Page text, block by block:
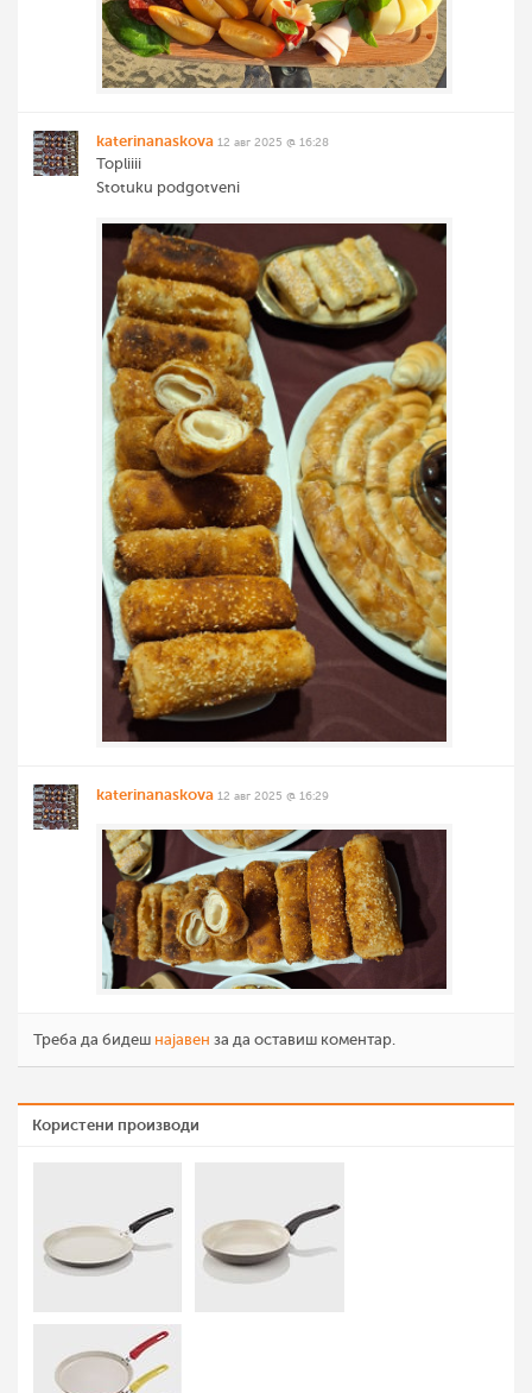
katerinanaskova 12 авг 2025 @ 16:28
Topliiii
Stotuku podgotveni
katerinanaskova 12 авг 2025 @ 16:29
Треба да бидеш најавен за да оставиш коментар.
Користени производи